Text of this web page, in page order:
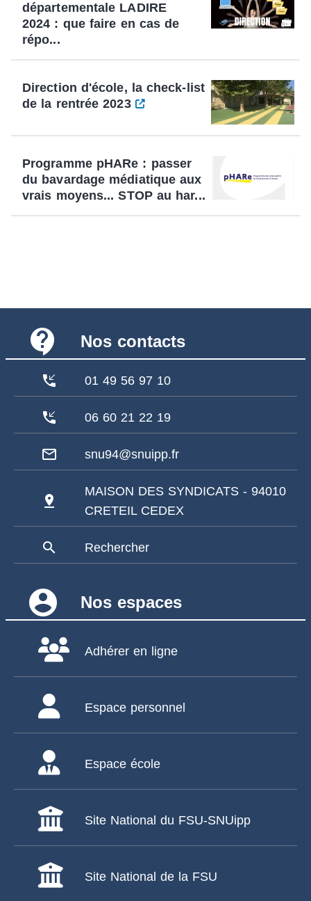
départementale LADIRE
2024 : que faire en cas de
répo...
Direction d'école, la check-list
de la rentrée 2023
Programme pHARe : passer
du bavardage médiatique aux
vrais moyens... STOP au har...
contact_support Nos contacts
phone_callback 01 49 56 97 10
phone_callback 06 60 21 22 19
mail_outline snu94@snuipp.fr
pin_drop
MAISON DES SYNDICATS - 94010
CRETEIL CEDEX
search Rechercher
account_circle Nos espaces
Adhérer en ligne
Espace personnel
Espace école
Site National du FSU-SNUipp
Site National de la FSU